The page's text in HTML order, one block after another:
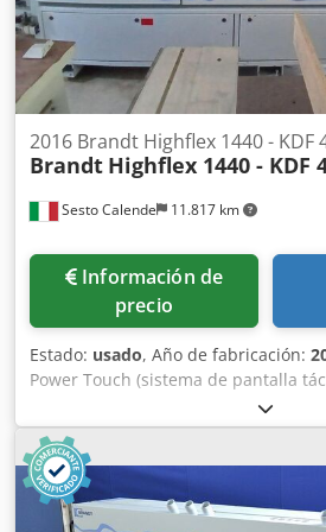
Sesto Calende 11.817 km
2016 Brandt Highflex 1440 - KDF
Brandt Highflex 1440 - KDF
Información de
precio
Estado: usado, Año de fabricación:
Power Touch (sistema de pantalla
de 21" Altura del panel: 60 mm PVC/
maciza: hasta 12 mm Velocidad de
Altura de trabajo ajustable
control numérico Guía de soporte
de ralentí Transportador de rodillos